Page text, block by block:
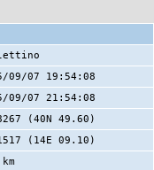
09/07 19:54:08
09/07 21:54:08
(40N 49.60)
(14E 09.10)